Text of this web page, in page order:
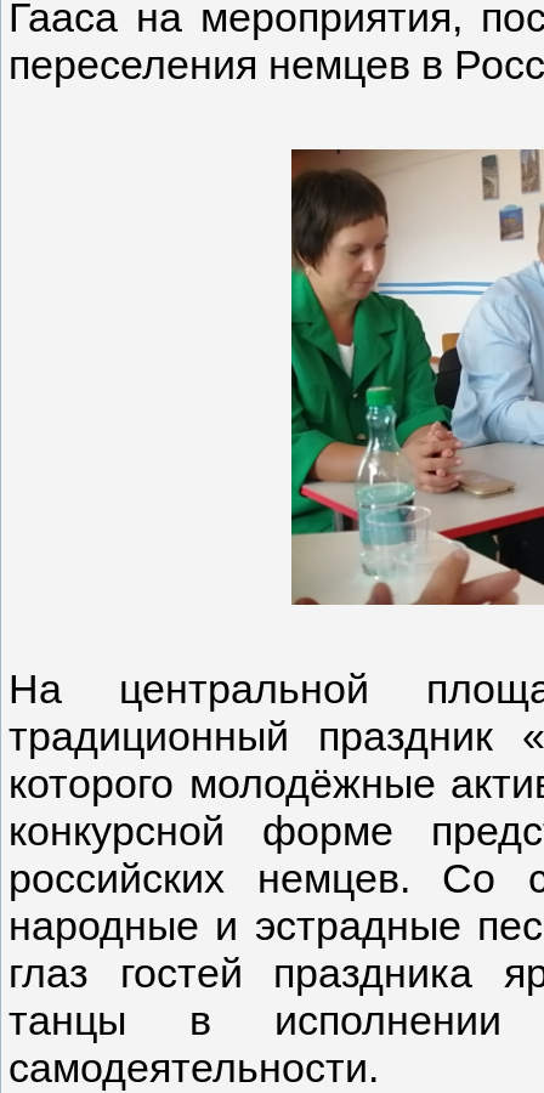
Гааса на мероприятия,
переселения немцев в
На центральной
традиционный праздник
которого молодёжные
конкурсной форме
российских немцев. Со
народные и эстрадные
глаз гостей праздника
танцы в исполнении
самодеятельности.